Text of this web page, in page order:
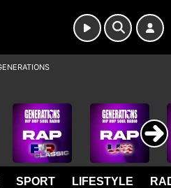
SPORT LIFESTYLE